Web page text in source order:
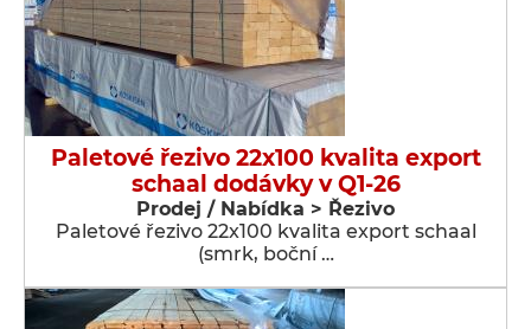
Paletové řezivo 22x100 kvalita export
schaal dodávky v Q1-26
Prodej / Nabídka > Řezivo
Paletové řezivo 22x100 kvalita export schaal
(smrk, boční …